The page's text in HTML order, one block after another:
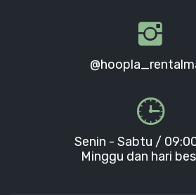
Senin - Sabtu /
Minggu dan hari